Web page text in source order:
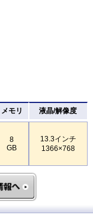
メモリ 液晶/解像度
8
GB
13.3インチ
1366×768